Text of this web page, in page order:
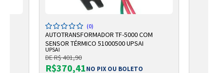
(0)
AUTOTRANSFORMADOR TF-5000 COM
SENSOR TÉRMICO 51000500 UPSAI
UPSAI
DE R$ 401,90
R$370,41NO PIX OU BOLETO